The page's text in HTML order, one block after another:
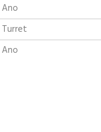
Ano
Turret
Ano